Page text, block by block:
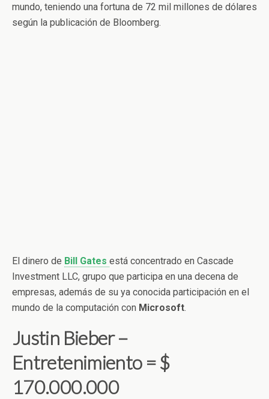
mundo, teniendo una fortuna de 72 mil millones de dólares
según la publicación de Bloomberg.
El dinero de Bill Gates está concentrado en Cascade
Investment LLC, grupo que participa en una decena de
empresas, además de su ya conocida participación en el
mundo de la computación con Microsoft.
Justin Bieber –
Entretenimiento = $
170.000.000